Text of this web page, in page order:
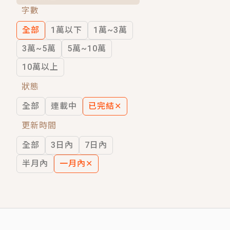
穿越｜《穿越遠古後成了野人娘子》你
字數
全部
1萬以下
1萬~3萬
3萬~5萬
5萬~10萬
10萬以上
狀態
全部
連載中 已完結✕
更新時間
全部
3日內
7日內
半月內
一月內 ✕